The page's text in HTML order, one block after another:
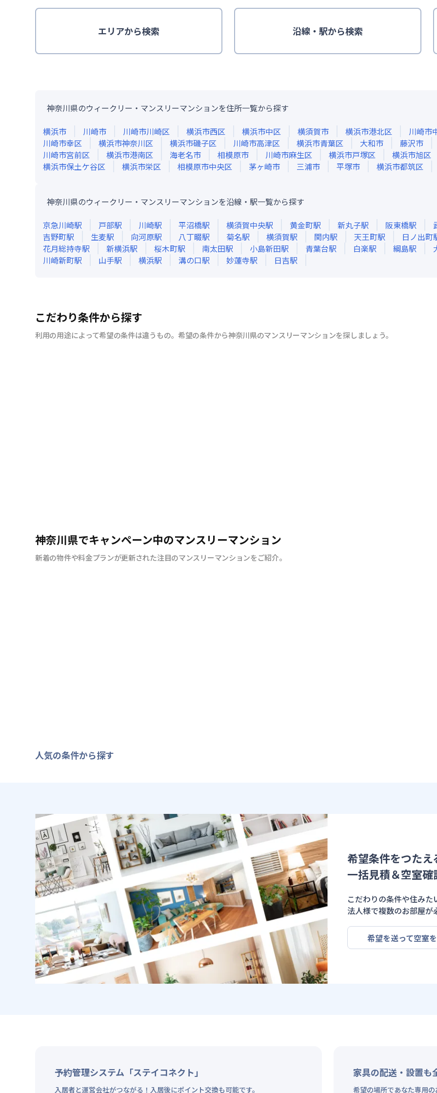
エリアから検索 沿線・駅から検索
神奈川県のウィークリー・マンスリーマンションを住所一覧から探す
横浜市
川崎市 川崎市川崎区 横浜市西区 横浜市中区 横須賀市 横浜市港北区 川崎市
川崎市幸区
横浜市神奈川区 横浜市磯子区 川崎市高津区 横浜市青葉区 大和市 藤沢市
川崎市宮前区
横浜市港南区 海老名市 相模原市 川崎市麻生区 横浜市戸塚区 横浜市旭区
横浜市保土ケ谷区
横浜市栄区 相模原市中央区 茅ヶ崎市 三浦市 平塚市 横浜市都筑区
神奈川県のウィークリー・マンスリーマンションを沿線・駅一覧から探す
京急川崎駅 戸部駅 川崎駅 平沼橋駅 横須賀中央駅 黄金町駅 新丸子駅 阪東橋駅
吉野町駅 生麦駅 向河原駅 八丁畷駅 菊名駅 横須賀駅 関内駅 天王町駅 日ノ出町
花月総持寺駅 新横浜駅 桜木町駅 南太田駅 小島新田駅 青葉台駅 白楽駅 綱島駅
川崎新町駅 山手駅 横浜駅 溝の口駅 妙蓮寺駅 日吉駅
こだわり条件から探す
利用の用途によって希望の条件は違うもの。希望の条件から神奈川県のマンスリーマンションを探しましょう。
神奈川県でキャンペーン中のマンスリーマンション
新着の物件や料金プランが更新された注目のマンスリーマンションをご紹介。
人気の条件から探す
希望条件をつたえ
一括見積＆空室確
こだわりの条件や住みた
法人様で複数のお部屋が
希望を送って空室
予約管理システム「ステイコネクト」
入居者と運営会社がつながる！入居後にポイント交換も可能です。
家具の配送・設置も
希望の場所であなた専用